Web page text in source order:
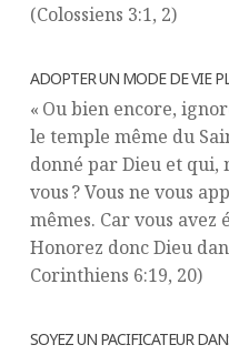
(Colossiens 3:1, 2)
ADOPTER UN MODE DE VIE
« Ou bien encore,
le temple même du
donné par Dieu et
vous ? Vous ne vous
mêmes. Car vous
Honorez donc Dieu
Corinthiens 6:19, 20)
SOYEZ UN PACIFICATEUR